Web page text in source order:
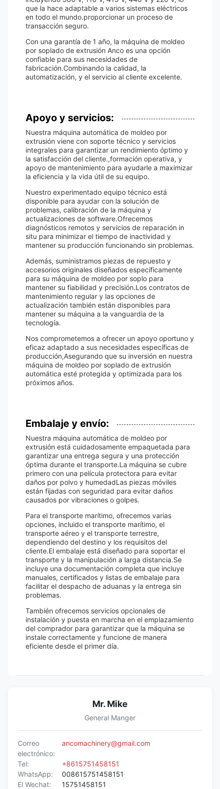
que la hace adaptable a varios sistemas eléctricos
en todo el mundo.proporcionar un proceso de
transacción seguro.
Con una garantía de 1 año, la máquina de moldeo
por soplado de extrusión Anco es una opción
confiable para sus necesidades de
fabricación.Combinando la calidad, la
automatización, y el servicio al cliente excelente.
Apoyo y servicios:
Nuestra máquina automática de moldeo por
extrusión viene con soporte técnico y servicios
integrales para garantizar un rendimiento óptimo y
la satisfacción del cliente.,formación operativa, y
apoyo de mantenimiento para ayudarle a maximizar
la eficiencia y la vida útil de su equipo.
Nuestro experimentado equipo técnico está
disponible para ayudar con la solución de
problemas, calibración de la máquina y
actualizaciones de software.Ofrecemos
diagnósticos remotos y servicios de reparación in
situ para minimizar el tiempo de inactividad y
mantener su producción funcionando sin problemas.
Además, suministramos piezas de repuesto y
accesorios originales diseñados específicamente
para su máquina de moldeo por soplo para
mantener su fiabilidad y precisión.Los contratos de
mantenimiento regular y las opciones de
actualización también están disponibles para
mantener su máquina a la vanguardia de la
tecnología.
Nos comprometemos a ofrecer un apoyo oportuno y
eficaz adaptado a sus necesidades específicas de
producción,Asegurando que su inversión en nuestra
máquina de moldeo por soplado de extrusión
automática esté protegida y optimizada para los
próximos años.
Embalaje y envío:
Nuestra máquina automática de moldeo por
extrusión está cuidadosamente empaquetada para
garantizar una entrega segura y una protección
óptima durante el transporte.La máquina se cubre
primero con una película protectora para evitar
daños por polvo y humedadLas piezas móviles
están fijadas con seguridad para evitar daños
causados por vibraciones o golpes.
Para el transporte marítimo, ofrecemos varias
opciones, incluido el transporte marítimo, el
transporte aéreo y el transporte terrestre,
dependiendo del destino y los requisitos del
cliente.El embalaje está diseñado para soportar el
transporte y la manipulación a larga distancia.Se
incluye una documentación completa que incluye
manuales, certificados y listas de embalaje para
facilitar el despacho de aduanas y la entrega sin
problemas.
También ofrecemos servicios opcionales de
instalación y puesta en marcha en el emplazamiento
del comprador para garantizar que la máquina se
instale correctamente y funcione de manera
eficiente desde el primer día.
Mr. Mike
General Manger
Correo
electrónico:
ancomachinery@gmail.com
Tel:
+8615751458151
WhatsApp:
008615751458151
El Wechat:
15751458151